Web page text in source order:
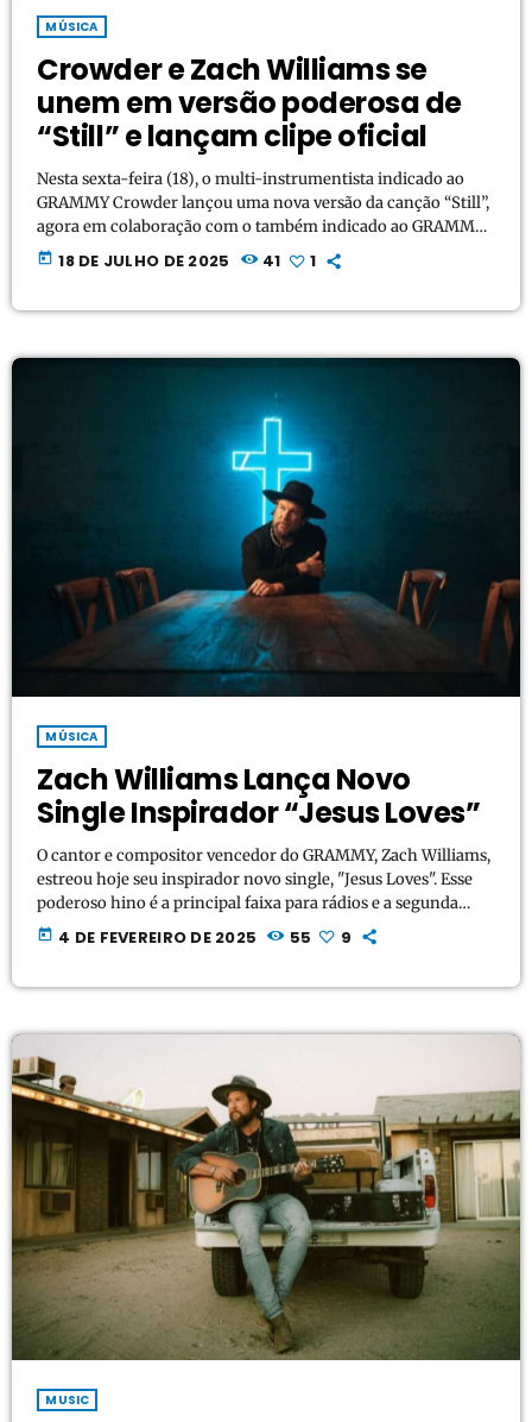
MÚSICA
Crowder e Zach Williams se
unem em versão poderosa de
“Still” e lançam clipe oficial
Nesta sexta-feira (18), o multi-instrumentista indicado ao
GRAMMY Crowder lançou uma nova versão da canção “Still”,
agora em colaboração com o também indicado ao GRAMMY
Zach Williams. A parceria entre dois dos nomes mais
influentes da música cristã contemporânea veio
com amor e misericórdia […]
today 18 DE JULHO DE 2025 41 1
MÚSICA
Zach Williams Lança Novo
Single Inspirador “Jesus Loves”
O cantor e compositor vencedor do GRAMMY, Zach Williams,
estreou hoje seu inspirador novo single, "Jesus Loves". Esse
poderoso hino é a principal faixa para rádios e a segunda
música de seu aguardado álbum de estúdio, com lançamento
previsto para este ano. Com uma mensagem cativante, a
today 4 DE FEVEREIRO DE 2025 55 9
MUSIC